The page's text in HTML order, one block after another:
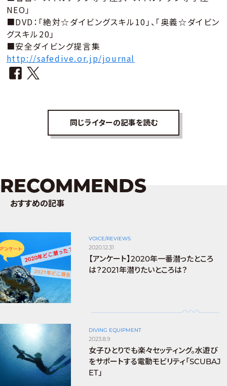
NEO」
■DVD：「絶対☆ダイビングスキル10」、「奥義☆ダイビン
グスキル20」
■安全ダイビング提言集
http://safedive.or.jp/journal
同じライターの記事を読む
RECOMMENDS
おすすめの記事
VOICE/REVIEWS
2020.12.31
【アンケート】2020年一番潜ったところ
は？2021年潜りたいところは？
DIVING EQUIPMENT
2023.8.9
女子ひとりでも楽々セッティング。水遊び
をサポートする電動モビリティ「SCUBAJ
ET」